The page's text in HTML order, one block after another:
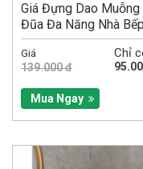
Giá Đựng Dao Muỗng
Đũa Đa Năng Nhà Bếp
Trong Suốt, Có...
Giá
139.000 đ
Chỉ
Mua Ngay